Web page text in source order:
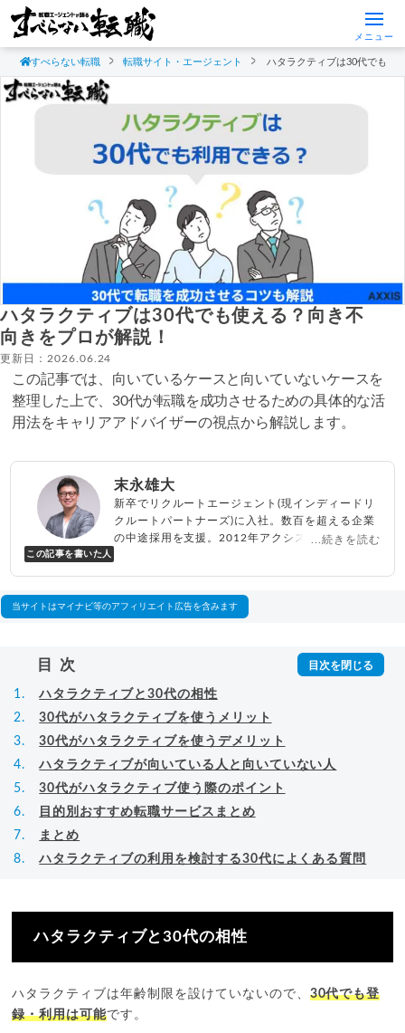
メニュー
すべらない転職 転職サイト・エージェント ハタラクティブは30代でも使
ハタラクティブは30代でも使える？向き不
向きをプロが解説！
更新日：2026.06.24
この記事では、向いているケースと向いていないケースを
整理した上で、30代が転職を成功させるための具体的な活
用法をキャリアアドバイザーの視点から解説します。
この記事を書いた人
末永雄大
新卒でリクルートエージェント(現インディードリ
クルートパートナーズ)に入社。数百を超える企業
の中途採用を支援。2012年アクシス(株)設立、代
べらない転職エージェント
...続きを読む
当サイトはマイナビ等のアフィリエイト広告を含みます
目次
ハタラクティブと30代の相性
30代がハタラクティブを使うメリット
30代がハタラクティブを使うデメリット
ハタラクティブが向いている人と向いていない人
30代がハタラクティブ使う際のポイント
目的別おすすめ転職サービスまとめ
まとめ
ハタラクティブの利用を検討する30代によくある質問
ハタラクティブと30代の相性
ハタラクティブは年齢制限を設けていないので、 30代でも登
録・利用は可能です。